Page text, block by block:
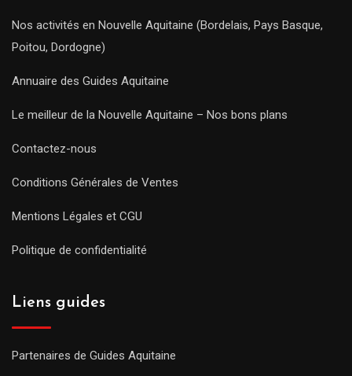
Nos activités en Nouvelle Aquitaine (Bordelais, Pays Basque,
Poitou, Dordogne)
Annuaire des Guides Aquitaine
Le meilleur de la Nouvelle Aquitaine – Nos bons plans
Contactez-nous
Conditions Générales de Ventes
Mentions Légales et CGU
Politique de confidentialité
Liens guides
Partenaires de Guides Aquitaine